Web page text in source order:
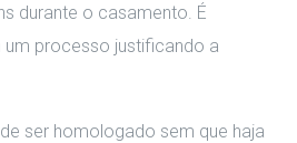
durante o casamento. É
processo justificando a
ser homologado sem que haja